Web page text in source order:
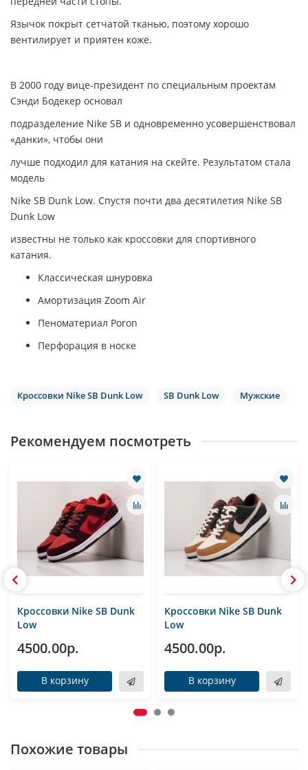
Язычок покрыт сетчатой тканью, поэтому хорошо
вентилирует и приятен коже.
В 2000 году вице-президент по специальным проектам
Сэнди Бодекер основал
подразделение Nike SB и одновременно усовершенствовал
«данки», чтобы они
лучше подходил для катания на скейте. Результатом стала
модель
Nike SB Dunk Low. Спустя почти два десятилетия Nike SB
Dunk Low
известны не только как кроссовки для спортивного
катания.
Классическая шнуровка
Амортизация Zoom Air
Пеноматериал Poron
Перфорация в носке
Кроссовки Nike SB Dunk Low SB Dunk Low Мужские
Рекомендуем посмотреть
Кроссовки Nike SB Dunk
Low
4500.00р.
В корзину
Кроссовки Nike SB Dunk
Low
4500.00р.
В корзину
Похожие товары